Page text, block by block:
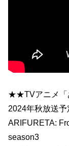
★★TVアニメ「
2024年秋放送
ARIFURETA:
season3